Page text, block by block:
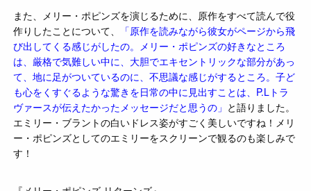
また、メリー・ポピンズを演じるために、原作をすべて読んで役
作りしたことについて、
「原作を読みながら彼女がページから飛
び出してくる感じがしたの。メリー・ポピンズの好きなところ
は、厳格で気難しい中に、大胆でエキセントリックな部分があっ
て、地に足がついているのに、不思議な感じがするところ。子ど
も心をくすぐるような驚きを日常の中に見出すことは、P.Lトラ
ヴァースが伝えたかったメッセージだと思うの」 と語りました。
エミリー・ブラントの白いドレス姿がすごく美しいですね！メリ
ー・ポピンズとしてのエミリーをスクリーンで観るのも楽しみで
す！